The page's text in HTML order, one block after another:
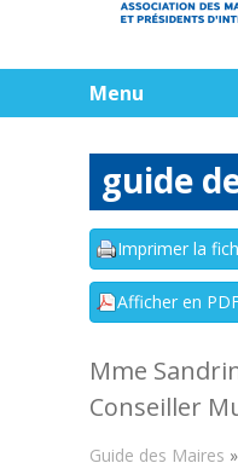
Menu
guide
Mme
Conseiller
Guide des Maires